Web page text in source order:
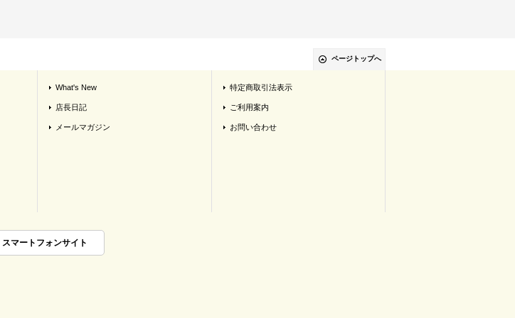
ページトップへ
What's New
店長日記
メールマガジン
特定商取引法表示
ご利用案内
お問い合わせ
スマートフォンサイト